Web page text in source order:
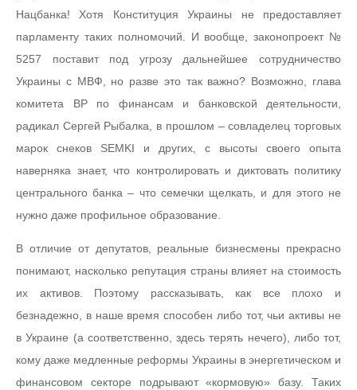
Нацбанка! Хотя Конституция Украины не предоставляет
парламенту таких полномочий. И вообще, законопроект №
5257 поставит под угрозу дальнейшее сотрудничество
Украины с МВФ, но разве это так важно? Возможно, глава
комитета ВР по финансам и банковской деятельности,
радикал Сергей Рыбалка, в прошлом – совладелец торговых
марок снеков SEMKI и других, с высоты своего опыта
наверняка знает, что контролировать и диктовать политику
центрального банка – что семечки щелкать, и для этого не
нужно даже профильное образование.
В отличие от депутатов, реальные бизнесмены прекрасно
понимают, насколько репутация страны влияет на стоимость
их активов. Поэтому рассказывать, как все плохо и
безнадежно, в наше время способен либо тот, чьи активы не
в Украине (а соответственно, здесь терять нечего), либо тот,
кому даже медленные реформы Украины в энергетическом и
финансовом секторе подрывают «кормовую» базу. Таких